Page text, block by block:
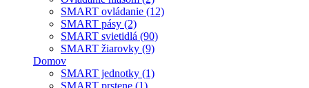
SMART ovládanie (12)
SMART pásy (2)
SMART svietidlá (90)
SMART žiarovky (9)
Domov
SMART jednotky (1)
SMART prstene (1)